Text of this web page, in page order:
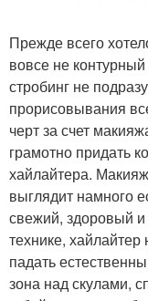
Прежде всего
вовсе не
стробинг не
прорисовывания
черт за счет
грамотно придать
хайлайтера.
выглядит намного
свежий, здоровый
технике,
падать
зона над скулами,